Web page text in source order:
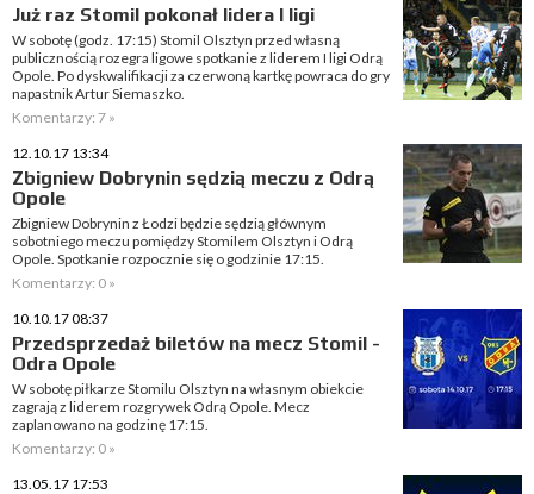
Już raz Stomil pokonał lidera I ligi
W sobotę (godz. 17:15) Stomil Olsztyn przed własną
publicznością rozegra ligowe spotkanie z liderem I ligi Odrą
Opole. Po dyskwalifikacji za czerwoną kartkę powraca do gry
napastnik Artur Siemaszko.
Komentarzy: 7 »
12.10.17 13:34
Zbigniew Dobrynin sędzią meczu z Odrą
Opole
Zbigniew Dobrynin z Łodzi będzie sędzią głównym
sobotniego meczu pomiędzy Stomilem Olsztyn i Odrą
Opole. Spotkanie rozpocznie się o godzinie 17:15.
Komentarzy: 0 »
10.10.17 08:37
Przedsprzedaż biletów na mecz Stomil -
Odra Opole
W sobotę piłkarze Stomilu Olsztyn na własnym obiekcie
zagrają z liderem rozgrywek Odrą Opole. Mecz
zaplanowano na godzinę 17:15.
Komentarzy: 0 »
13.05.17 17:53